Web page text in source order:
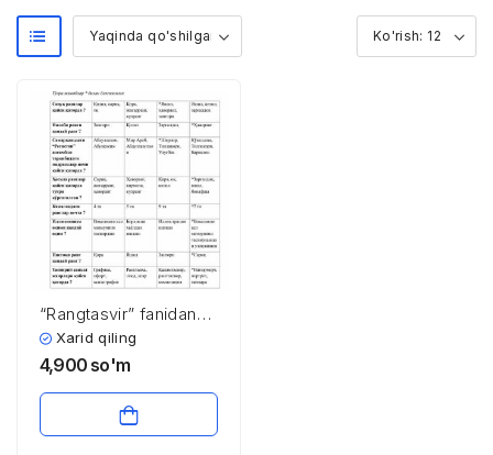
“Rangtasvir” fanidan
testlar to’plami
Xarid qiling
4,900 so'm